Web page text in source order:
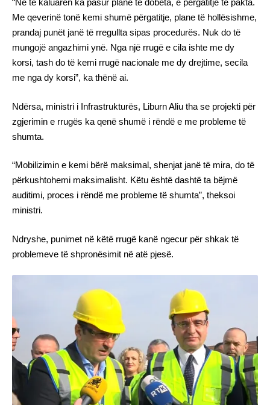
“Në të kaluarën ka pasur plane të dobëta, e përgatitje të pakta.
Me qeverinë tonë kemi shumë përgatitje, plane të hollësishme,
prandaj punët janë të rregullta sipas procedurës. Nuk do të
mungojë angazhimi ynë. Nga një rrugë e cila ishte me dy
korsi, tash do të kemi rrugë nacionale me dy drejtime, secila
me nga dy korsi”, ka thënë ai.
Ndërsa, ministri i Infrastrukturës, Liburn Aliu tha se projekti për
zgjerimin e rrugës ka qenë shumë i rëndë e me probleme të
shumta.
“Mobilizimin e kemi bërë maksimal, shenjat janë të mira, do të
përkushtohemi maksimalisht. Këtu është dashtë ta bëjmë
auditimi, proces i rëndë me probleme të shumta”, theksoi
ministri.
Ndryshe, punimet në këtë rrugë kanë ngecur për shkak të
problemeve të shpronësimit në atë pjesë.